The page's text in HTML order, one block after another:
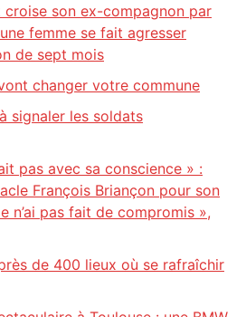
son ex-compagnon par
femme se fait agresser
de sept mois
changer votre commune
signaler les soldats
pas avec sa conscience » :
François Briançon pour son
n’ai pas fait de compromis »,
de 400 lieux où se rafraîchir